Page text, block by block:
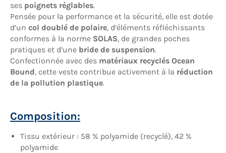
ses poignets réglables.
Pensée pour la performance et la sécurité, elle est dotée
d’un col doublé de polaire, d’éléments réfléchissants
conformes à la norme SOLAS, de grandes poches
pratiques et d’une bride de suspension.
Confectionnée avec des matériaux recyclés Ocean
Bound, cette veste contribue activement à la réduction
de la pollution plastique.
Composition:
Tissu extérieur : 58 % polyamide (recyclé), 42 %
polyamide